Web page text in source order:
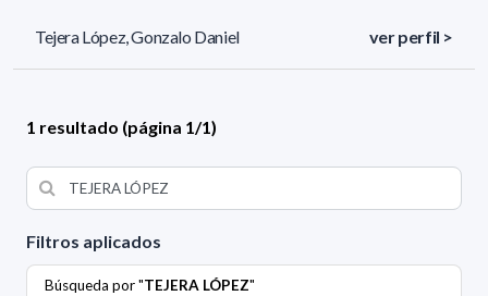
Filtros aplicados
Búsqueda por "TEJERA LÓPEZ"
Tejera López, Gonzalo Daniel ver perfil >
1 resultado (página 1/1)